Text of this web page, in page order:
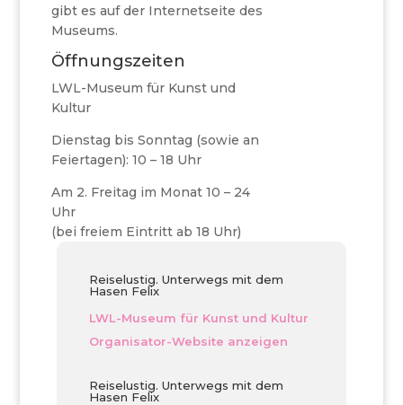
gibt es auf der Internetseite des
Museums.
Öffnungszeiten
LWL-Museum für Kunst und
Kultur
Dienstag bis Sonntag (sowie an
Feiertagen): 10 – 18 Uhr
Am 2. Freitag im Monat 10 – 24
Uhr
(bei freiem Eintritt ab 18 Uhr)
Reiselustig. Unterwegs mit dem
Hasen Felix
LWL-Museum für Kunst und Kultur
Organisator-Website anzeigen
Reiselustig. Unterwegs mit dem
Hasen Felix